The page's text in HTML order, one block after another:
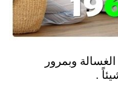
وبمرور
.